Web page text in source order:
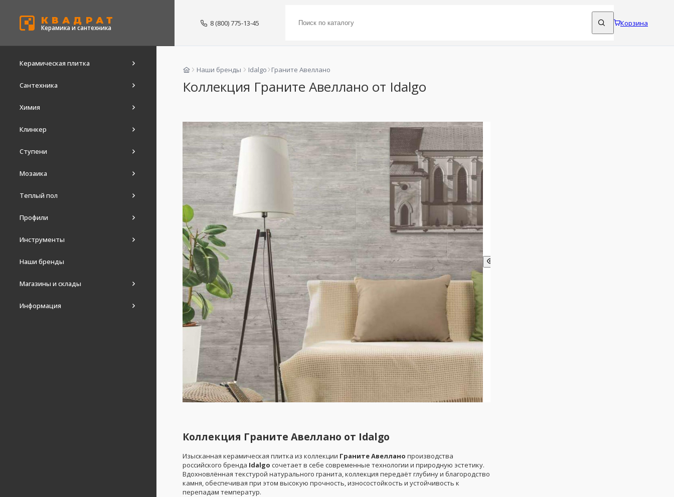
КВАДРАТ
Керамика и сантехника
8 (800) 775-13-45 Корзина
Керамическая плитка
Сантехника
Химия
Клинкер
Ступени
Мозаика
Теплый пол
Профили
Инструменты
Наши бренды
Магазины и склады
Информация
Наши бренды Idalgo Граните Авеллано
Коллекция Граните Авеллано от Idalgo
Коллекция Граните Авеллано от Idalgo
Изысканная керамическая плитка из коллекции Граните Авеллано производства
российского бренда Idalgo сочетает в себе современные технологии и природную эстетику.
Вдохновлённая текстурой натурального гранита, коллекция передаёт глубину и благородство
камня, обеспечивая при этом высокую прочность, износостойкость и устойчивость к
перепадам температур.